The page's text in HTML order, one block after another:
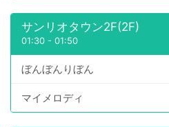
サンリオタウン2F(2F)
01:30 - 01:50
ぼんぼんりぼん
マイメロディ